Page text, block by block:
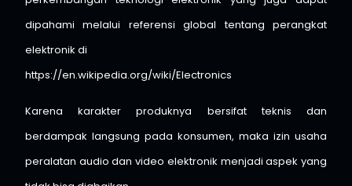
dipahami melalui referensi global tentang perangkat
elektronik di
https://en.wikipedia.org/wiki/Electronics
Karena karakter produknya bersifat teknis dan
berdampak langsung pada konsumen, maka izin usaha
peralatan audio dan video elektronik menjadi aspek yang